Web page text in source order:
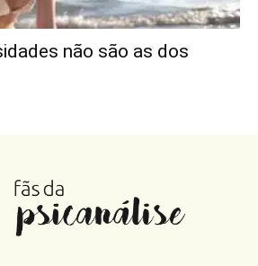
não são as dos